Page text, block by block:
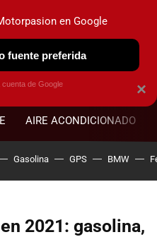
AIRE ACONDICIONADO
Gasolina GPS BMW
2021: gasolina,
×
en Google
fuente preferida
de Google